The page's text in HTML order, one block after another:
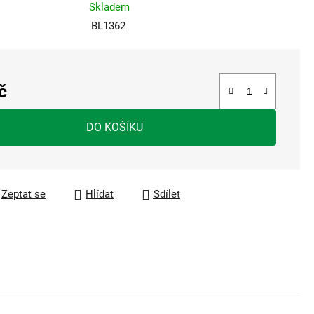
Skladem
BL1362
DO KOŠÍKU
Zeptat se Hlídat Sdílet